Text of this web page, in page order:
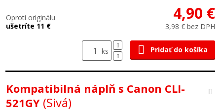
Oproti originálu
ušetríte 11 €
4,90 €
3,98 € bez DPH
ks Pridať do košíka
Kompatibilná náplň s Canon CLI-
521GY (Sivá)